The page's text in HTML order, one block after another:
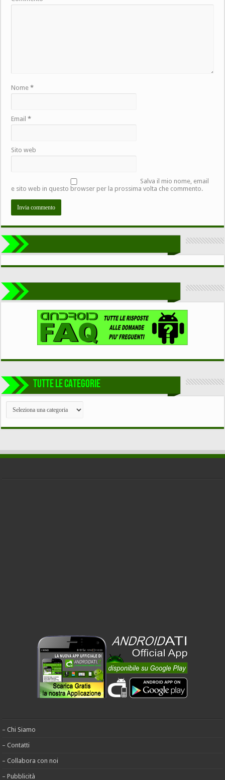
Nome*
Email*
Sito web
Salva il mio nome, email
e sito web in questo browser per la prossima volta che commento.
TUTTE LE CATEGORIE
TUTTE
CATEGORIE
– Chi Siamo
– Contatti
– Collabora con noi
– Pubblicità